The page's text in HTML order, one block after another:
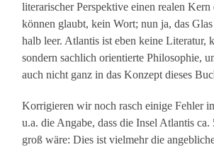
literarischer Perspektive einen realen Kern
können glaubt, kein Wort; nun ja, das
halb leer. Atlantis ist eben keine Literatur,
sondern sachlich orientierte Philosophie,
auch nicht ganz in das Konzept dieses
Korrigieren wir noch rasch einige Fehler
u.a. die Angabe, dass die Insel Atlantis
groß wäre: Dies ist vielmehr die